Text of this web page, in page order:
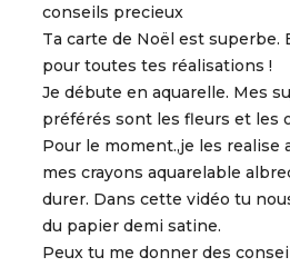
conseils precieux
Ta carte de Noël est superbe.
pour toutes tes réalisations !
Je débute en aquarelle. Mes
préférés sont les fleurs et les
Pour le moment.,je les realise
mes crayons aquarelable
durer. Dans cette vidéo tu
du papier demi satine.
Peux tu me donner des